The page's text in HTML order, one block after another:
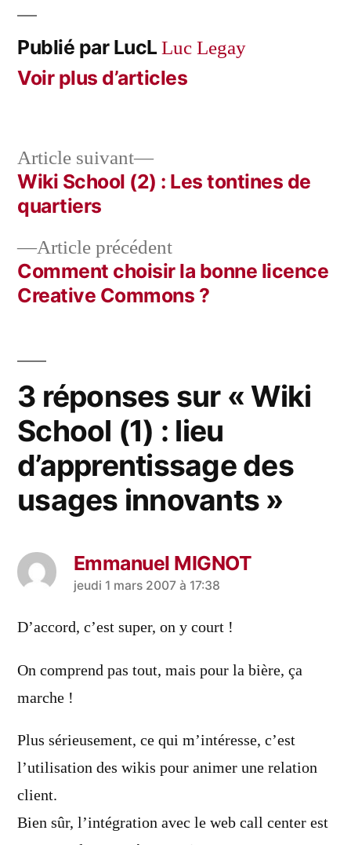
Publié par LucLLuc Legay
Voir plus d’articles
Navigation
l’article
Article précédentArticle
précédent :
Comment choisir la bonne licence
Creative Commons ?
Article suivant
Article
suivant :
Wiki School (2) : Les tontines de
quartiers
3 réponses sur « Wiki
School (1) : lieu
d’apprentissage des
usages innovants »
Emmanuel MIGNOT
a
dit :
jeudi 1 mars 2007 à 17:38
D’accord, c’est super, on y court !
On comprend pas tout, mais pour la bière, ça
marche !
Plus sérieusement, ce qui m’intéresse, c’est
l’utilisation des wikis pour animer une relation
client.
Bien sûr, l’intégration avec le web call center est